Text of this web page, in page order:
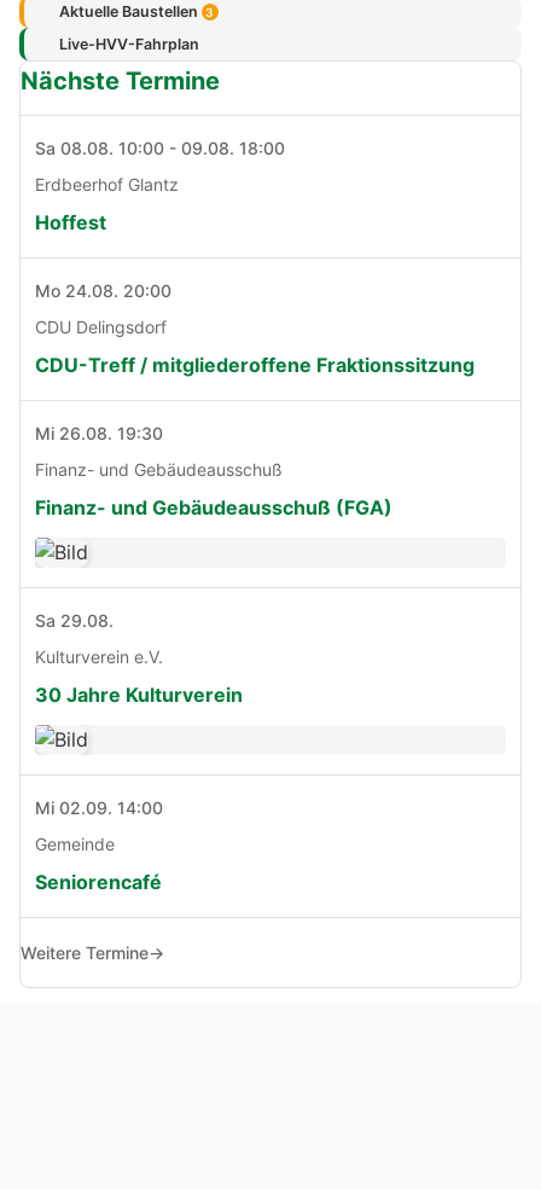
Aktuelle Baustellen 3
Live-HVV-Fahrplan
Nächste Termine
Sa 08.08. 10:00 - 09.08. 18:00
Erdbeerhof Glantz
Hoffest
Mo 24.08. 20:00
CDU Delingsdorf
CDU-Treff / mitgliederoffene Fraktionssitzung
Mi 26.08. 19:30
Finanz- und Gebäudeausschuß
Finanz- und Gebäudeausschuß (FGA)
Sa 29.08.
Kulturverein e.V.
30 Jahre Kulturverein
Mi 02.09. 14:00
Gemeinde
Seniorencafé
Weitere Termine→